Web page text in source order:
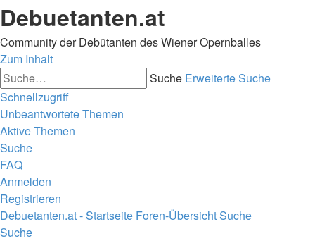
Debuetanten.at
Community der Debütanten des Wiener Opernballes
Zum Inhalt
Suche Erweiterte Suche
Schnellzugriff
Unbeantwortete Themen
Aktive Themen
Suche
FAQ
Anmelden
Registrieren
Debuetanten.at - Startseite Foren-ÜbersichtSuche
Suche